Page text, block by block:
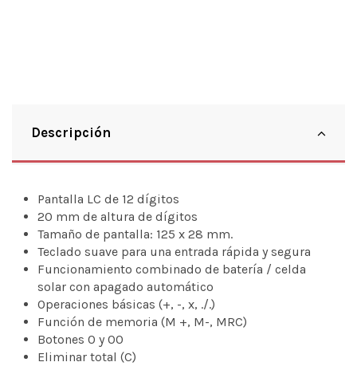
Descripción
Pantalla LC de 12 dígitos
20 mm de altura de dígitos
Tamaño de pantalla: 125 x 28 mm.
Teclado suave para una entrada rápida y segura
Funcionamiento combinado de batería / celda
solar con apagado automático
Operaciones básicas (+, -, x, ./.)
Función de memoria (M +, M-, MRC)
Botones 0 y 00
Eliminar total (C)